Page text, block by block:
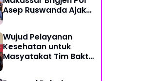
Asep Ruswanda Ajak
Wujud Pelayanan
Kesehatan untuk
Masyatakat Tim Bakti